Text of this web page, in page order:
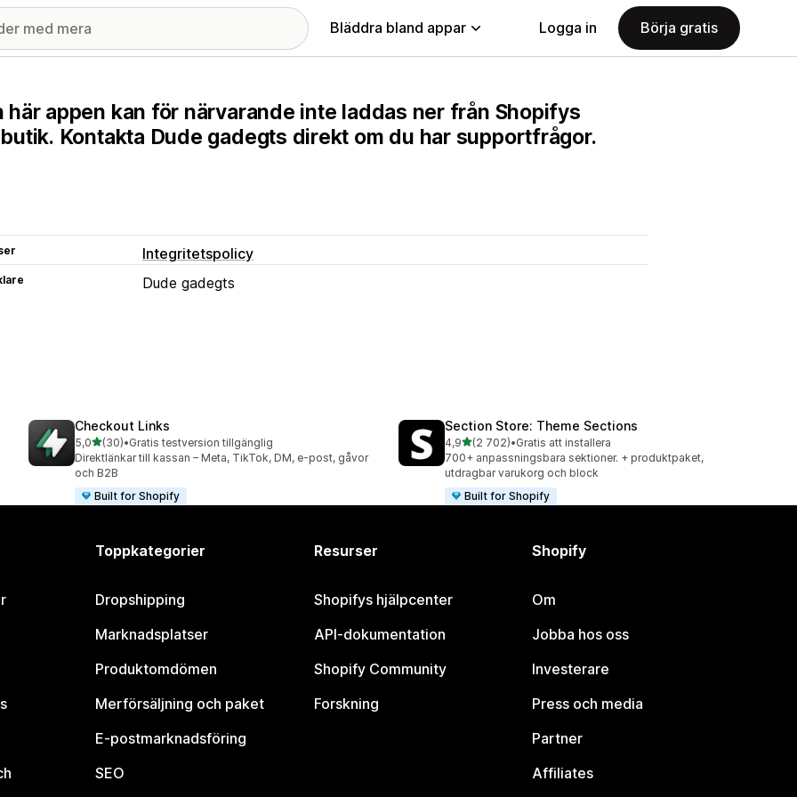
Bläddra bland appar Logga in Börja gratis
här appen kan för närvarande inte laddas ner från Shopifys
Kontakta Dude gadegts direkt om du har supportfrågor.
Integritetspolicy
Dude gadegts
Checkout Links
5,0av 5 stjärnor
(30)
30 recensioner totalt
•Gratis testversion tillgänglig
Direktlänkar till kassan – Meta, TikTok, DM, e-post, gåvor
och B2B
Built for Shopify
Section Store: Theme Sections
4,9av 5 stjärnor
(2 702)
2702 recensioner totalt
•Gratis att installera
700+ anpassningsbara sektioner. + produktpaket,
utdragbar varukorg och block
Built for Shopify
Toppkategorier
Dropshipping
Marknadsplatser
Produktomdömen
Merförsäljning och paket
E-postmarknadsföring
SEO
Resurser
Shopifys hjälpcenter
API-dokumentation
Shopify Community
Forskning
Shopify
Om
Jobba hos oss
Investerare
Press och media
Partner
Affiliates